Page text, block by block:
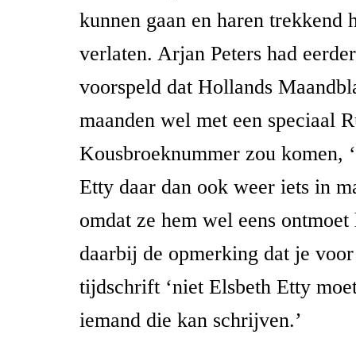
kunnen gaan en haren trekkend
verlaten. Arjan Peters had
voorspeld dat Hollands
maanden wel met een speciaal
Kousbroeknummer zou komen,
Etty daar dan ook weer iets in
omdat ze hem wel eens ontmoet
daarbij de opmerking dat je
tijdschrift ‘niet Elsbeth Etty
iemand die kan schrijven.’